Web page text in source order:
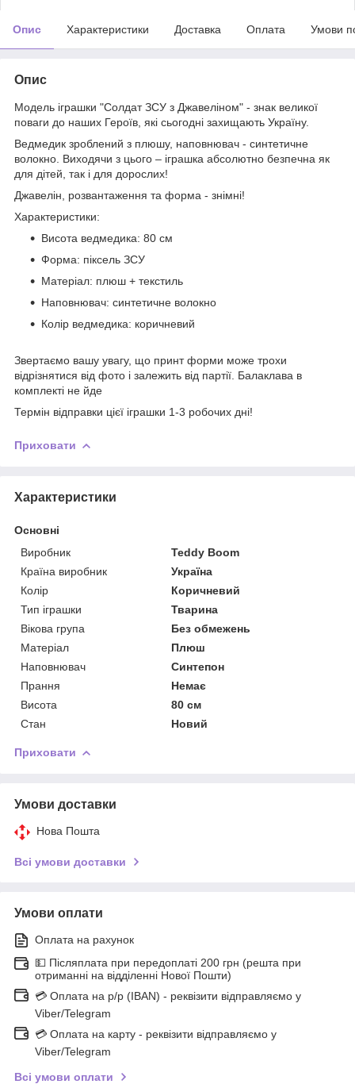
Опис Характеристики Доставка Оплата Умови
Опис
Модель іграшки "Солдат ЗСУ з Джавеліном" - знак великої
поваги до наших Героїв, які сьогодні захищають Україну.
Ведмедик зроблений з плюшу, наповнювач - синтетичне
волокно. Виходячи з цього – іграшка абсолютно безпечна як
для дітей, так і для дорослих!
Джавелін, розвантаження та форма - знімні!
Характеристики:
Висота ведмедика: 80 см
Форма: піксель ЗСУ
Матеріал: плюш + текстиль
Наповнювач: синтетичне волокно
Колір ведмедика: коричневий
Звертаємо вашу увагу, що принт форми може трохи
відрізнятися від фото і залежить від партії. Балаклава в
комплекті не йде
Термін відправки цієї іграшки 1-3 робочих дні!
Приховати
Характеристики
Основні
Виробник
Teddy Boom
Країна виробник
Україна
Колір
Коричневий
Тип іграшки
Тварина
Вікова група
Без обмежень
Матеріал
Плюш
Наповнювач
Синтепон
Прання
Немає
Висота
80 см
Стан
Новий
Приховати
Умови доставки
Нова Пошта
Всі умови доставки
Умови оплати
Оплата на рахунок
💵 Післяплата при передоплаті 200 грн (решта при
отриманні на відділенні Нової Пошти)
💳 Оплата на р/р (IBAN) - реквізити відправляємо у
Viber/Telegram
💳 Оплата на карту - реквізити відправляємо у
Viber/Telegram
Всі умови оплати